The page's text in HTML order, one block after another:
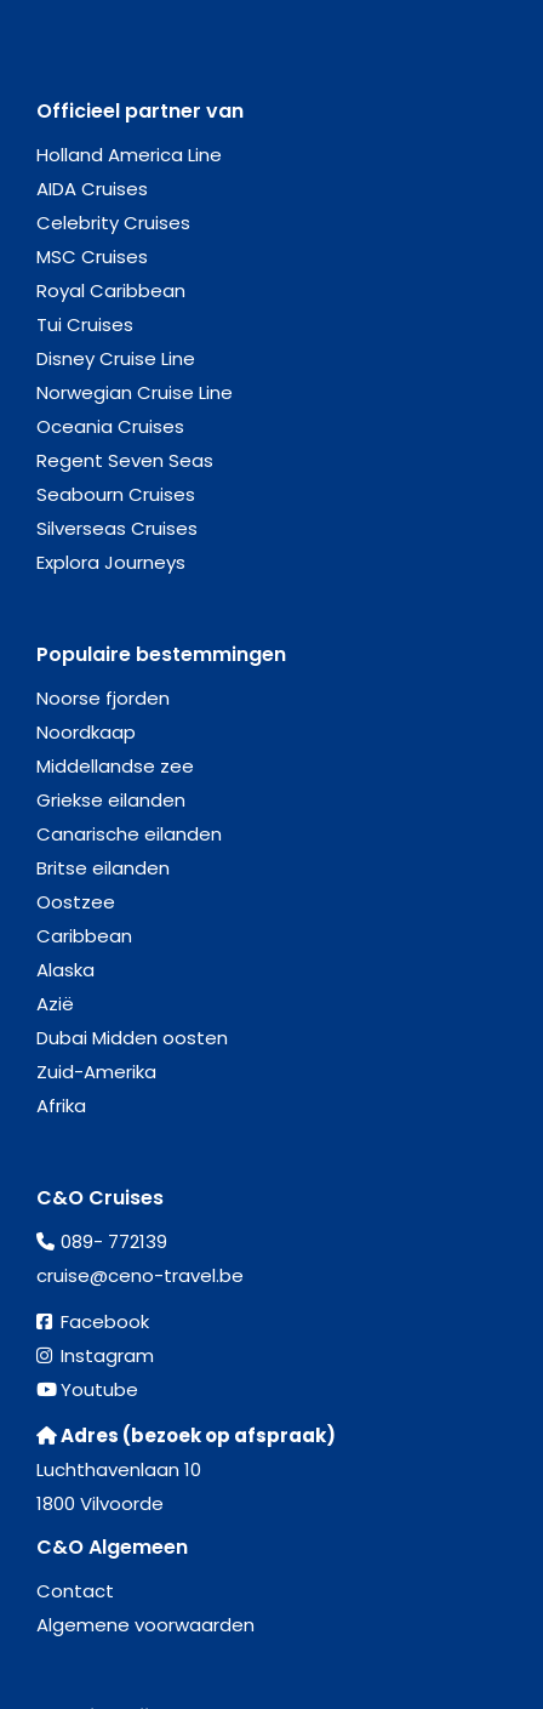
Officieel partner van
Holland America Line
AIDA Cruises
Celebrity Cruises
MSC Cruises
Royal Caribbean
Tui Cruises
Disney Cruise Line
Norwegian Cruise Line
Oceania Cruises
Regent Seven Seas
Seabourn Cruises
Silverseas Cruises
Explora Journeys
Populaire bestemmingen
Noorse fjorden
Noordkaap
Middellandse zee
Griekse eilanden
Canarische eilanden
Britse eilanden
Oostzee
Caribbean
Alaska
Azië
Dubai Midden oosten
Zuid-Amerika
Afrika
C&O Cruises
089- 772139
cruise@ceno-travel.be
Facebook
Instagram
Youtube
Adres (bezoek op afspraak)
Luchthavenlaan 10
1800 Vilvoorde
C&O Algemeen
Contact
Algemene voorwaarden